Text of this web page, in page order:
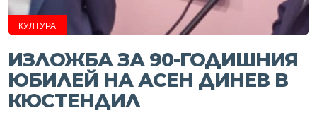
КУЛТУРА
ИЗЛОЖБА ЗА 90-ГОДИШНИЯ
ЮБИЛЕЙ НА АСЕН ДИНЕВ В
КЮСТЕНДИЛ